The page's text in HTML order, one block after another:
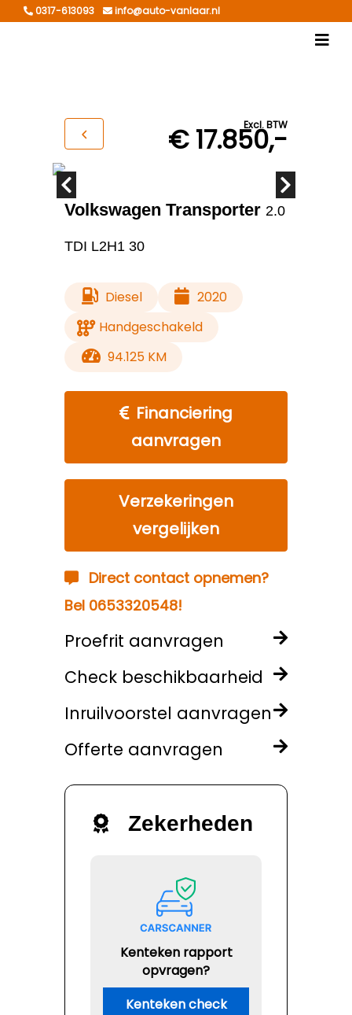
0317-613093 info@auto-vanlaar.nl
Excl. BTW
€ 17.850,-
Volkswagen Transporter 2.0
TDI L2H1 30
Diesel
2020
Handgeschakeld
94.125 KM
Financiering
aanvragen
Verzekeringen
vergelijken
Direct contact opnemen?
Bel 0653320548!
Proefrit aanvragen
Check beschikbaarheid
Inruilvoorstel aanvragen
Offerte aanvragen
Zekerheden
Kenteken rapport
opvragen?
Kenteken check